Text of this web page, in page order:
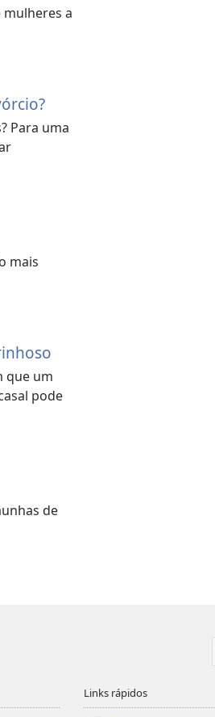
pois
e
de
a
achei
que a
mulheres a
Para uma
mais
que um
pode
de
Links rápidos